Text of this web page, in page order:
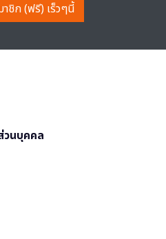
ชิก (ฟรี) เร็วๆนี้
วนบุคคล